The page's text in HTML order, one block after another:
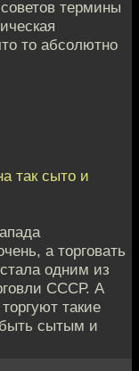
термины
то абсолютно
так сыто и
а торговать
одним из
СССР. А
такие
сытым и